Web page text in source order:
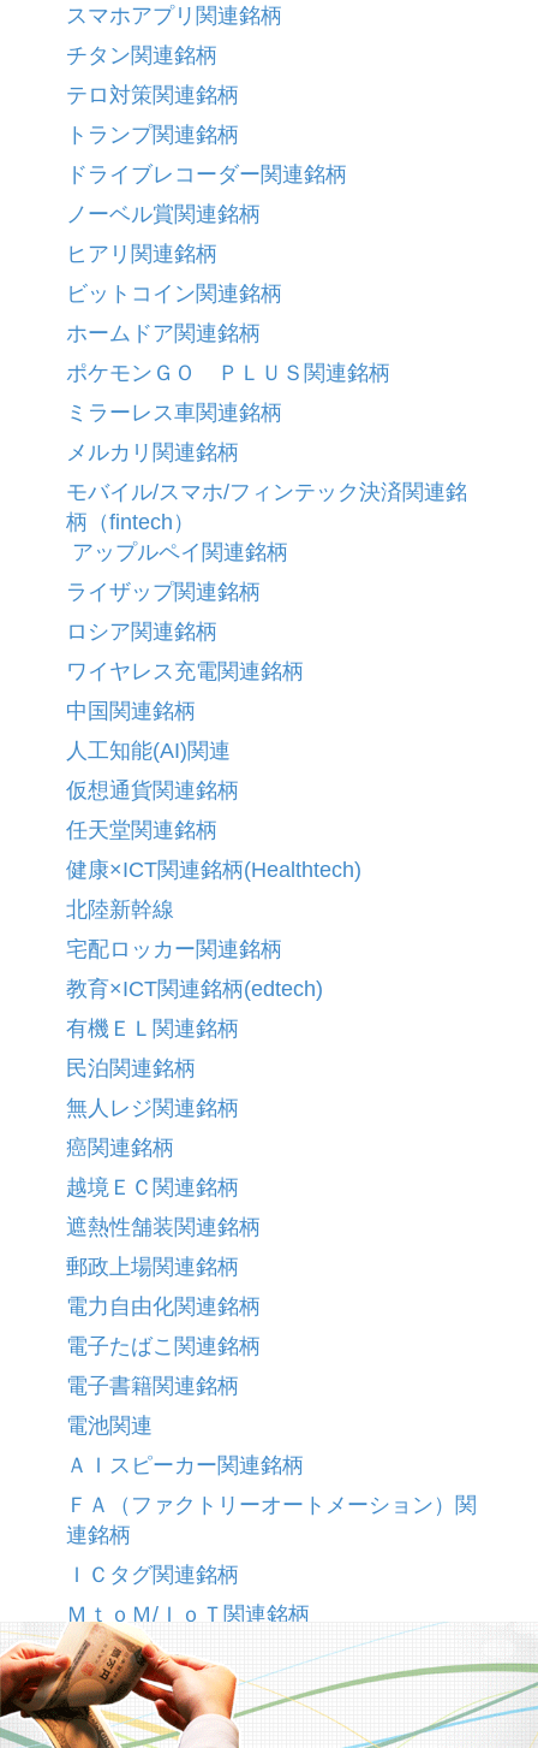
スマホアプリ関連銘柄
チタン関連銘柄
テロ対策関連銘柄
トランプ関連銘柄
ドライブレコーダー関連銘柄
ノーベル賞関連銘柄
ヒアリ関連銘柄
ビットコイン関連銘柄
ホームドア関連銘柄
ポケモンＧＯ ＰＬＵＳ関連銘柄
ミラーレス車関連銘柄
メルカリ関連銘柄
モバイル/スマホ/フィンテック決済関連銘
柄（fintech）
アップルペイ関連銘柄
ライザップ関連銘柄
ロシア関連銘柄
ワイヤレス充電関連銘柄
中国関連銘柄
人工知能(AI)関連
仮想通貨関連銘柄
任天堂関連銘柄
健康×ICT関連銘柄(Healthtech)
北陸新幹線
宅配ロッカー関連銘柄
教育×ICT関連銘柄(edtech)
有機ＥＬ関連銘柄
民泊関連銘柄
無人レジ関連銘柄
癌関連銘柄
越境ＥＣ関連銘柄
遮熱性舗装関連銘柄
郵政上場関連銘柄
電力自由化関連銘柄
電子たばこ関連銘柄
電子書籍関連銘柄
電池関連
ＡＩスピーカー関連銘柄
ＦＡ（ファクトリーオートメーション）関
連銘柄
ＩＣタグ関連銘柄
ＭｔｏＭ/ＩｏＴ関連銘柄
ＴＰＰ関連銘柄
ＵＵＵＭ関連銘柄
警備関連銘柄